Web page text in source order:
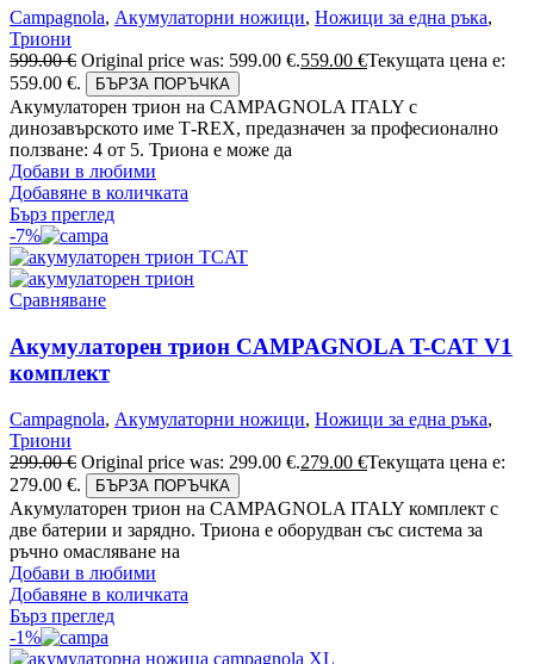
Campagnola, Акумулаторни ножици, Ножици за една ръка,
Триони
599.00€ Original price was: 599.00 €.559.00 €Текущата цена е:
559.00 €.
БЪРЗА ПОРЪЧКА
Акумулаторен трион на CAMPAGNOLA ITALY с
динозавърското име Т-REX, предазначен за професионално
ползване: 4 от 5. Триона е може да
Добави в любими
Добавяне в количката
Бърз преглед
-7%
Сравняване
Акумулаторен трион CAMPAGNOLA T-CAT V1
комплект
Campagnola, Акумулаторни ножици, Ножици за една ръка,
Триони
299.00€ Original price was: 299.00 €.279.00 €Текущата цена е:
279.00 €.
БЪРЗА ПОРЪЧКА
Акумулаторен трион на CAMPAGNOLA ITALY комплект с
две батерии и зарядно. Триона е оборудван със система за
ръчно омасляване на
Добави в любими
Добавяне в количката
Бърз преглед
-1%